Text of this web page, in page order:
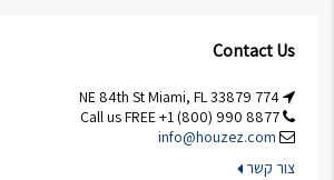
Contact Us
info@houzez.com
צור קשר